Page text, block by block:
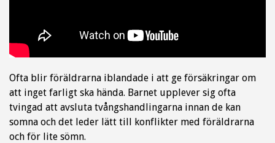
Ofta blir föräldrarna iblandade i att ge försäkringar om
att inget farligt ska hända. Barnet upplever sig ofta
tvingad att avsluta tvångshandlingarna innan de kan
somna och det leder lätt till konflikter med föräldrarna
och för lite sömn.